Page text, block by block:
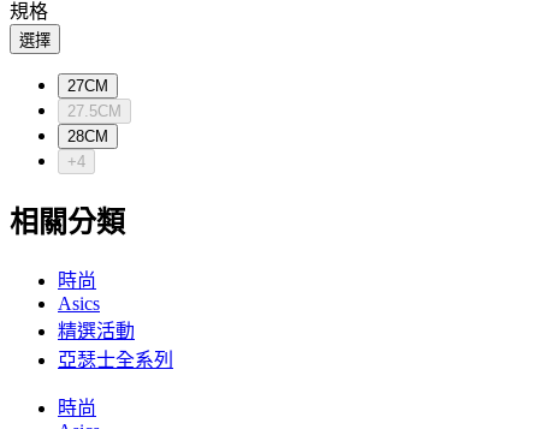
規格
選擇
27CM
27.5CM
28CM
+4
相關分類
時尚
Asics
精選活動
亞瑟士全系列
時尚